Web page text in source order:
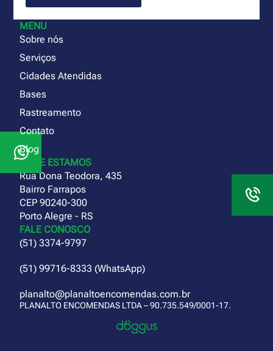
MENU
Sobre nós
Serviços
Cidades Atendidas
Bases
Rastreamento
Contato
Blog
ONDE ESTAMOS
Rua Dona Teodora, 435
Bairro Farrapos
CEP 90240-300
Porto Alegre - RS
FALE CONOSCO
(51) 3374-9797
(51) 99716-8333 (WhatsApp)
planalto@planaltoencomendas.com.br
PLANALTO ENCOMENDAS LTDA – 90.735.549/0001-17.